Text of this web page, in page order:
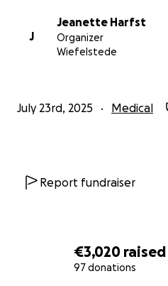
€3,020 raised
97 donations
J
Jeanette Harfst
Organizer
Wiefelstede
July 23rd, 2025 Medical
Report fundraiser